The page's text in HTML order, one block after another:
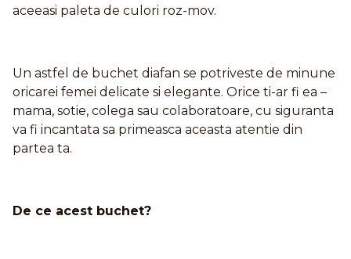
aceeasi paleta de culori roz-mov.
Un astfel de buchet diafan se potriveste de minune
oricarei femei delicate si elegante. Orice ti-ar fi ea –
mama, sotie, colega sau colaboratoare, cu siguranta
va fi incantata sa primeasca aceasta atentie din
partea ta.
De ce acest buchet?